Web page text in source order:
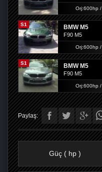
Orj:600hp
S1 BMW M5
F90 M5
Orj:600hp
S1 BMW M5
F90 M5
Orj:600hp
Paylaş:
Güç ( hp )